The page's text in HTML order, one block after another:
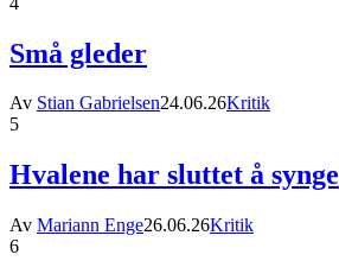
Små gleder
Av Stian Gabrielsen24.06.26Kritik
5
Hvalene har sluttet å synge
Av Mariann Enge26.06.26Kritik
6